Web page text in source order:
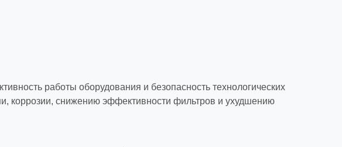
работы оборудования и безопасность технологических
коррозии, снижению эффективности фильтров и ухудшению